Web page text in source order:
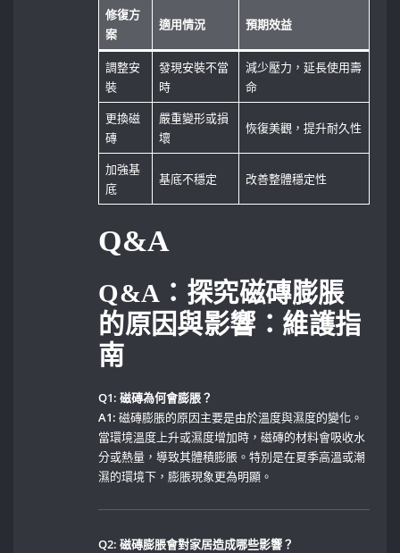
修復方
案
適用情況 預期效益
調整安
裝
發現安裝不當
時
減少壓力，延長使用壽
命
更換磁
磚
嚴重變形或損
壞
恢復美觀，提升耐久性
加強基
底
基底不穩定 改善整體穩定性
Q&A
Q&A：探究磁磚膨脹
的原因與影響：維護指
南
Q1: 磁磚為何會膨脹？
A1: 磁磚膨脹的原因主要是由於溫度與濕度的變化。
當環境溫度上升或濕度增加時，磁磚的材料會吸收水
分或熱量，導致其體積膨脹。特別是在夏季高溫或潮
濕的環境下，膨脹現象更為明顯。
Q2: 磁磚膨脹會對家居造成哪些影響？